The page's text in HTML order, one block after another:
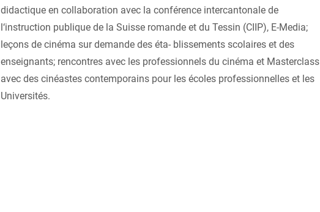
didactique en collaboration avec la conférence intercantonale de
l‘instruction publique de la Suisse romande et du Tessin (CIIP), E-Media;
leçons de cinéma sur demande des éta- blissements scolaires et des
enseignants; rencontres avec les professionnels du cinéma et Masterclass
avec des cinéastes contemporains pour les écoles professionnelles et les
Universités.